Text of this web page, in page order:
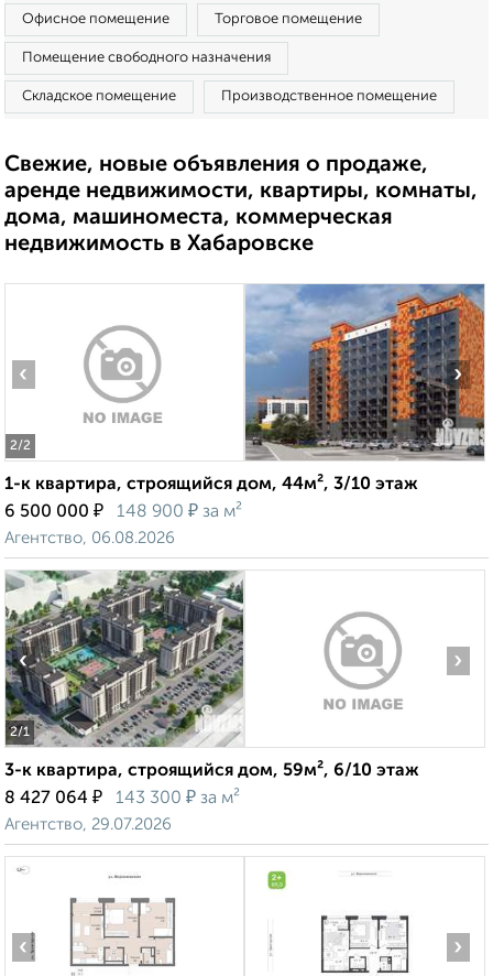
Офисное помещение Торговое помещение
Помещение свободного назначения
Складское помещение Производственное помещение
Свежие, новые объявления о продаже,
аренде недвижимости, квартиры, комнаты,
дома, машиноместа, коммерческая
недвижимость в Хабаровске
2/2
‹ ›
1-к квартира, строящийся дом, 44м², 3/10 этаж
6 500 000 ₽ 148 900 ₽ за м²
Агентство, 06.08.2026
2/1
‹ ›
3-к квартира, строящийся дом, 59м², 6/10 этаж
8 427 064 ₽ 143 300 ₽ за м²
Агентство, 29.07.2026
‹ ›